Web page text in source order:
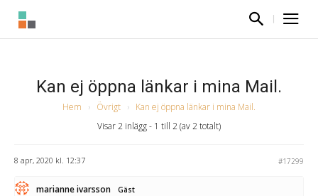
Kan ej öppna länkar i mina Mail.
Hem › Övrigt › Kan ej öppna länkar i mina Mail.
Visar 2 inlägg - 1 till 2 (av 2 totalt)
8 apr, 2020 kl. 12:37 #17299
marianne ivarsson Gäst